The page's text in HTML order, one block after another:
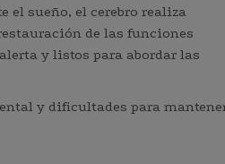
el sueño, el cerebro realiza
de las funciones
y listos para abordar las
y dificultades para